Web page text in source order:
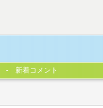
新着コメント